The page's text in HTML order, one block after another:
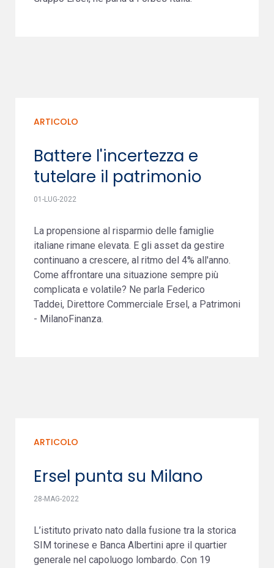
ARTICOLO
Battere l'incertezza e
tutelare il patrimonio
01-LUG-2022
La propensione al risparmio delle famiglie
italiane rimane elevata. E gli asset da gestire
continuano a crescere, al ritmo del 4% all'anno.
Come affrontare una situazione sempre più
complicata e volatile? Ne parla Federico
Taddei, Direttore Commerciale Ersel, a Patrimoni
- MilanoFinanza.
ARTICOLO
Ersel punta su Milano
28-MAG-2022
L’istituto privato nato dalla fusione tra la storica
SIM torinese e Banca Albertini apre il quartier
generale nel capoluogo lombardo. Con 19